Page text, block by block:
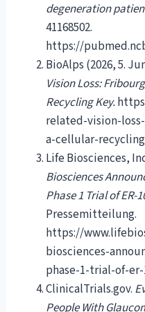
degeneration
41168502.
https://
BioAlps (2026, 5.
Vision Loss:
Recycling Key.
related-vision-
a-cellular-
Life Biosciences,
Biosciences
Phase 1 Trial of
Pressemitteilung.
https://
biosciences-
phase-1-trial-of-
ClinicalTrials.gov.
People With